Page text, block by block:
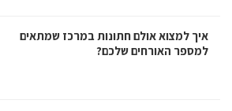
איך למצוא אולם חתונות במרכז שמתאים
למספר האורחים שלכם?